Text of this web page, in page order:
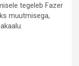
tegeleb Fazer
muutmisega,